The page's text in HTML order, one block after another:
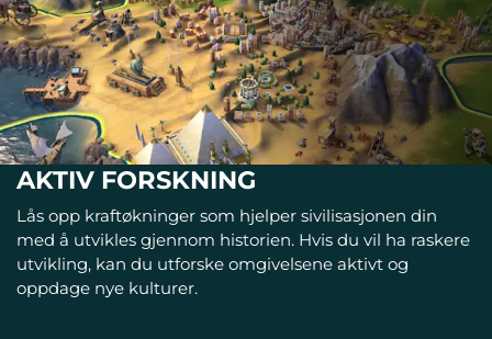
AKTIV FORSKNING
Lås opp kraftøkninger som hjelper sivilisasjonen din
med å utvikles gjennom historien. Hvis du vil ha raskere
utvikling, kan du utforske omgivelsene aktivt og
oppdage nye kulturer.